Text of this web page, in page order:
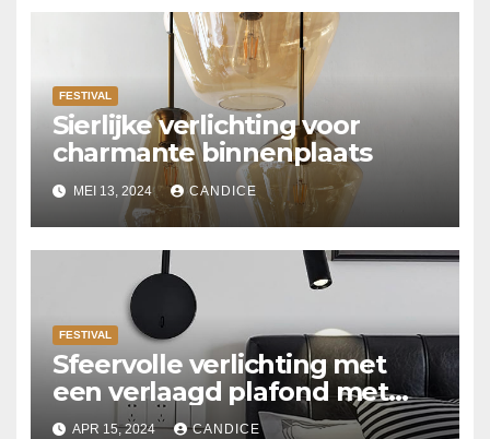
FESTIVAL
Sierlijke verlichting voor
charmante binnenplaats
MEI 13, 2024 CANDICE
FESTIVAL
Sfeervolle verlichting met
een verlaagd plafond met
Suspended ceiling light.
APR 15, 2024 CANDICE